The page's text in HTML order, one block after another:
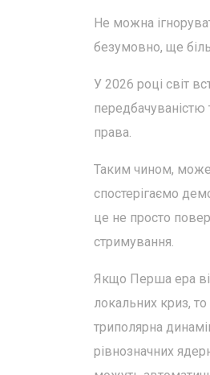
Не можна
безумовно, ще
У 2026 році світ
права.
Таким чином,
спостерігаємо
це не просто
стримування.
Якщо Перша ера
локальних криз,
триполярна
рівнозначних